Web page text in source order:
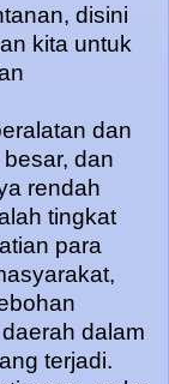
disini
kita untuk
dan
dan
rendah
tingkat
para
dalam
terjadi.